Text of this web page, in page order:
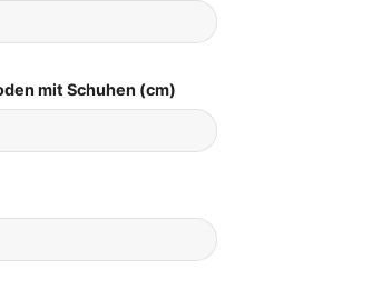
mit Schuhen (cm)